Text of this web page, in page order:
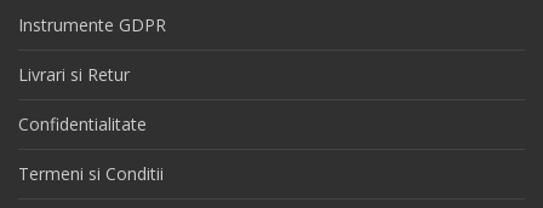
Instrumente GDPR
Livrari si Retur
Confidentialitate
Termeni si Conditii